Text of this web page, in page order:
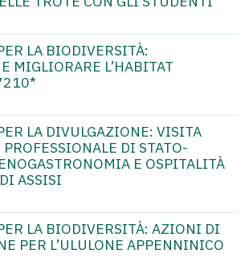
LA BIODIVERSITÀ:
MIGLIORARE L’HABITAT
LA DIVULGAZIONE: VISITA
DI STATO-
E OSPITALITÀ
ASSISI
LA BIODIVERSITÀ: AZIONI DI
PER L’ULULONE APPENNINICO